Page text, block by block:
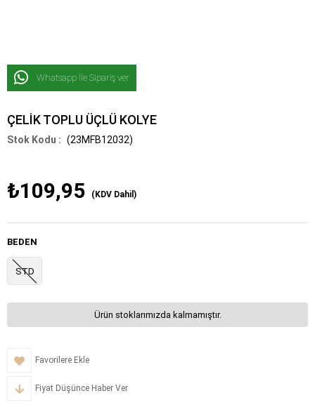
Whatsapp İle Sipariş ver
ÇELİK TOPLU ÜÇLÜ KOLYE
(23MFB12032)
₺109,95 (KDV Dahil)
BEDEN
STD
Ürün stoklarımızda kalmamıştır.
Favorilere Ekle
Fiyat Düşünce Haber Ver